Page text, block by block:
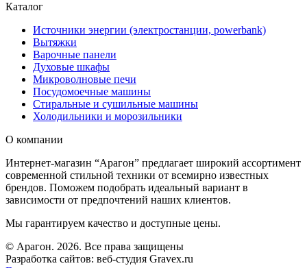
Каталог
Источники энергии (электростанции, powerbank)
Вытяжки
Варочные панели
Духовые шкафы
Микроволновые печи
Посудомоечные машины
Стиральные и сушильные машины
Холодильники и морозильники
О компании
Интернет-магазин “Арагон” предлагает широкий ассортимент
современной стильной техники от всемирно известных
брендов. Поможем подобрать идеальный вариант в
зависимости от предпочтений наших клиентов.
Мы гарантируем качество и доступные цены.
© Арагон. 2026. Все права защищены
Разработка сайтов: веб-студия Gravex.ru